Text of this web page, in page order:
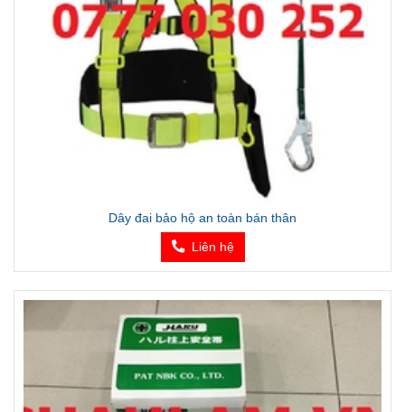
Dây đai bảo hộ an toàn bán thân
Liên hệ